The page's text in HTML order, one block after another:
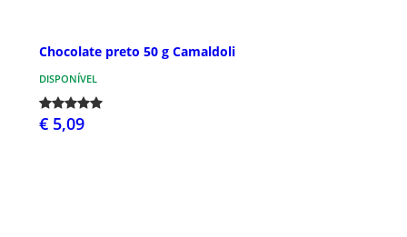
Chocolate preto 50 g Camaldoli
DISPONÍVEL
€ 5,09